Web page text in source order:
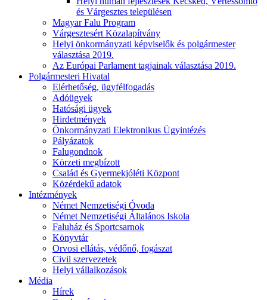
és Várgesztes településen
Magyar Falu Program
Várgesztesért Közalapítvány
Helyi önkormányzati képviselők és polgármester
választása 2019.
Az Európai Parlament tagjainak választása 2019.
Polgármesteri Hivatal
Elérhetőség, ügyfélfogadás
Adóügyek
Hatósági ügyek
Hirdetmények
Önkormányzati Elektronikus Ügyintézés
Pályázatok
Falugondnok
Körzeti megbízott
Család és Gyermekjóléti Központ
Közérdekű adatok
Intézmények
Német Nemzetiségi Óvoda
Német Nemzetiségi Általános Iskola
Faluház és Sportcsarnok
Könyvtár
Orvosi ellátás, védőnő, fogászat
Civil szervezetek
Helyi vállalkozások
Média
Hírek